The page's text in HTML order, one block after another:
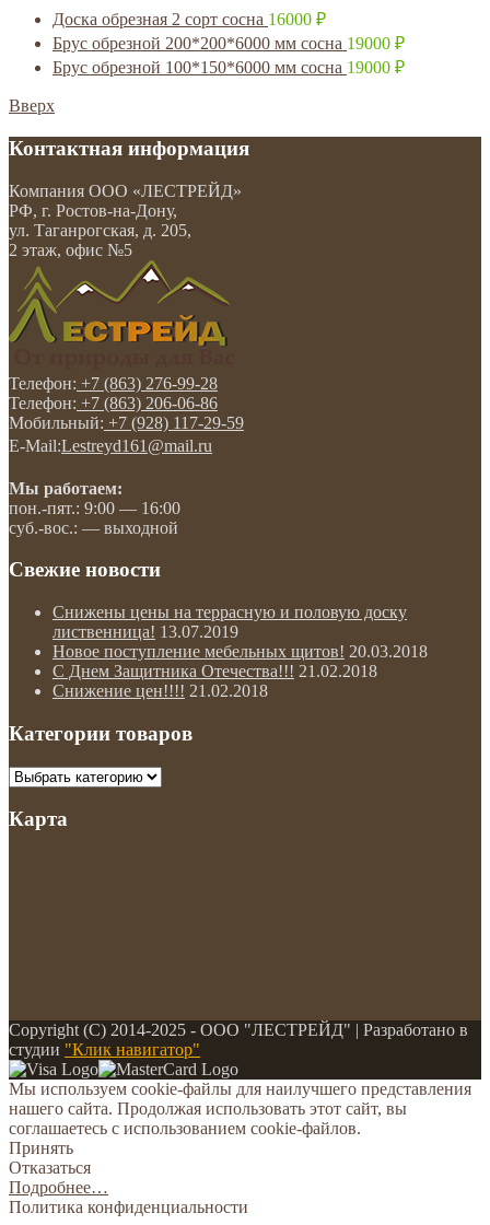
Доска обрезная 2 сорт сосна 16000 ₽
Брус обрезной 200*200*6000 мм сосна 19000 ₽
Брус обрезной 100*150*6000 мм сосна 19000 ₽
Вверх
Контактная информация
Компания ООО «ЛЕСТРЕЙД»
РФ, г. Ростов-на-Дону,
ул. Таганрогская, д. 205,
2 этаж, офис №5
Телефон: +7 (863) 276-99-28
Телефон: +7 (863) 206-06-86
Мобильный: +7 (928) 117-29-59
E-Mail:Lestreyd161@mail.ru
Мы работаем:
пон.-пят.: 9:00 — 16:00
суб.-вос.: — выходной
Свежие новости
Снижены цены на террасную и половую доску
лиственница! 13.07.2019
Новое поступление мебельных щитов! 20.03.2018
С Днем Защитника Отечества!!! 21.02.2018
Снижение цен!!!! 21.02.2018
Категории товаров
Карта
Copyright (С) 2014-2025 - ООО "ЛЕСТРЕЙД" | Разработано в
студии "Клик навигатор"
Мы используем cookie-файлы для наилучшего представления
нашего сайта. Продолжая использовать этот сайт, вы
соглашаетесь с использованием cookie-файлов.
Принять
Отказаться
Подробнее…
Политика конфиденциальности